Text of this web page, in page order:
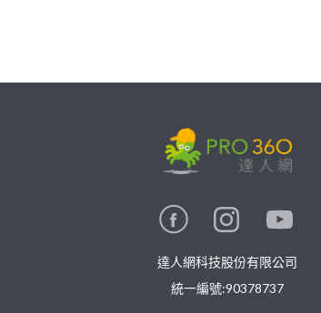
達人網科技股份有限公司
統一編號:90378737